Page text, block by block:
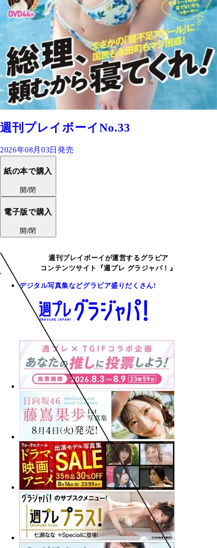
週刊プレイボーイNo.33
2026年08月03日発売
紙の本で購入
開/閉
電子版で購入
開/閉
週刊プレイボーイが運営するグラビア
コンテンツサイト『週プレ グラジャパ！』
デジタル写真集などグラビア盛りだくさん!